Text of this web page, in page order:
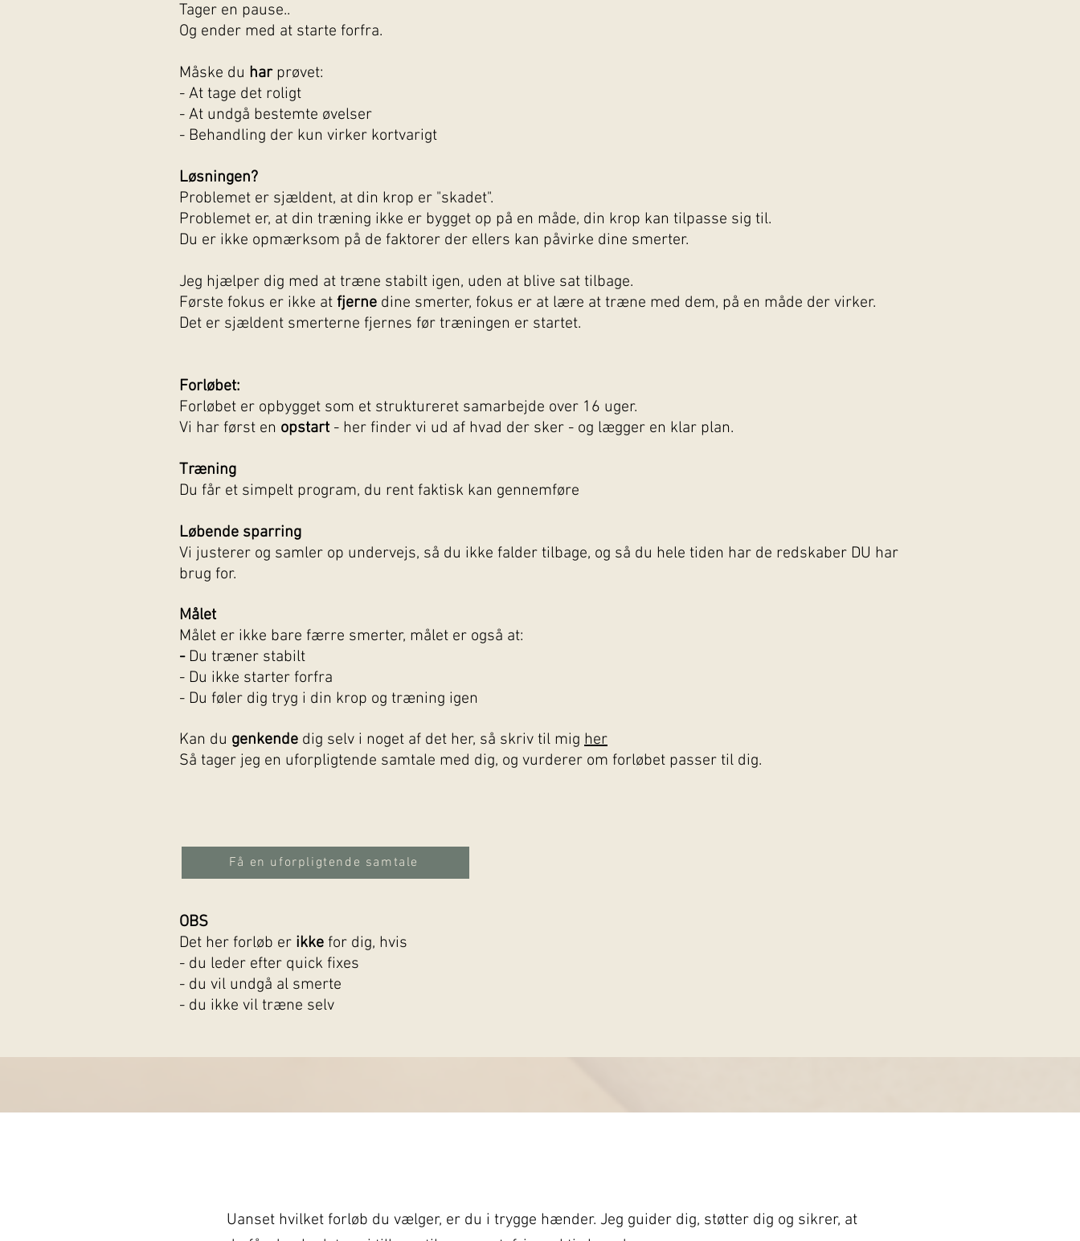
Tager en pause..
Og ender med at starte forfra.
Måske du harprøvet:
- At tage det roligt
- At undgå bestemte øvelser
- Behandling der kun virker kortvarigt
Løsningen?
Problemet er sjældent, at din krop er "skadet".
Problemet er, at din træning ikke er bygget op på en måde, din krop kan tilpasse sig til.
Du er ikke opmærksom på de faktorer der ellers kan påvirke dine smerter.
Jeg hjælper dig med at træne stabilt igen, uden at blive sat tilbage.
Første fokus er ikke at fjerne dine smerter, fokus er at lære at træne med dem, på en måde der virker.
Det er sjældent smerterne fjernes før træningen er startet.
Forløbet:
Forløbet er opbygget som et struktureret samarbejde over 16 uger.
Vi har først en opstart - her finder vi ud af hvad der sker - og lægger en klar plan.
Træning
Du får et simpelt program, du rent faktisk kan gennemføre
Løbende sparring
Vi justerer og samler op undervejs, så du ikke falder tilbage, og så du hele tiden har de redskaber DU har
brug for.
Målet
Målet er ikke bare færre smerter, målet er også at:
- Du træner stabilt
- Du ikke starter forfra
- Du føler dig tryg i din krop og træning igen
Kan du genkende dig selv i noget af det her, så skriv til mig her
Så tager jeg en uforpligtende samtale med dig, og vurderer om forløbet passer til dig.
OBS
Det her forløb er ikke for dig, hvis
- du leder efter quick fixes
- du vil undgå al smerte
- du ikke vil træne selv
Få en uforpligtende samtale
Uanset hvilket forløb du vælger, er du i trygge hænder. Jeg guider dig, støtter dig og sikrer, at